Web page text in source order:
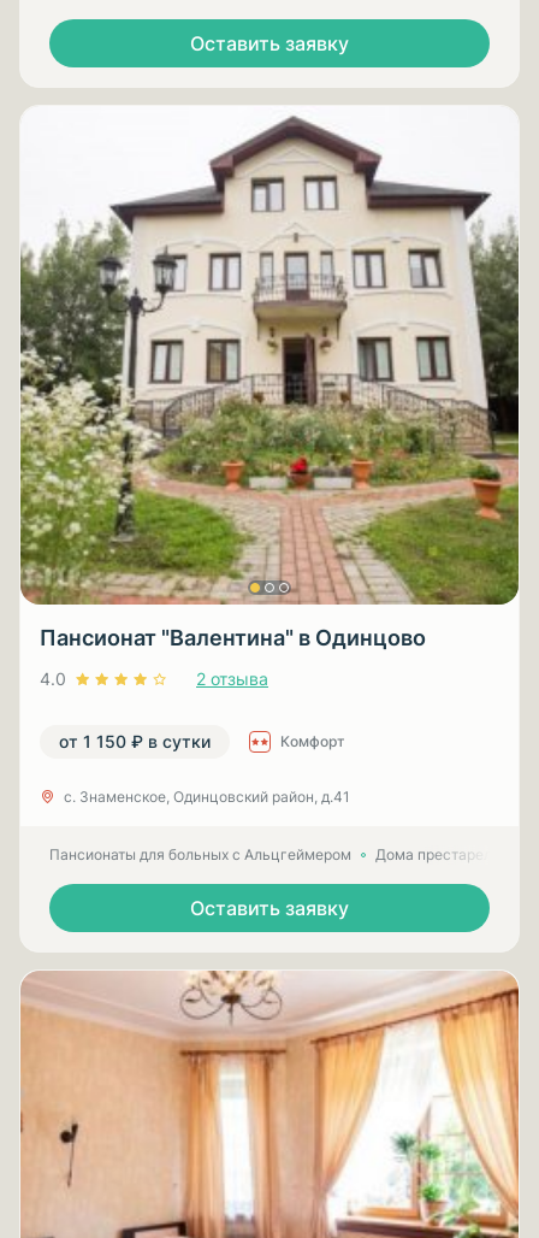
Оставить заявку
Пансионат "Валентина" в Одинцово
4.0 2 отзыва
от 1 150 ₽ в сутки Комфорт
с. Знаменское, Одинцовский район, д.41
Пансионаты для больных с Альцгеймером Дома престарелых
Оставить заявку